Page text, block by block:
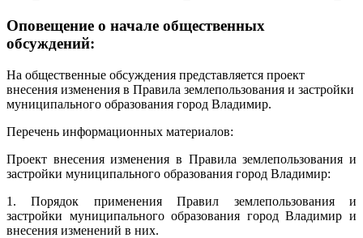
Оповещение о начале общественных
обсуждений:
На общественные обсуждения представляется проект
внесения изменения в Правила землепользования и застройки
муниципального образования город Владимир.
Перечень информационных материалов:
Проект внесения изменения в Правила землепользования и
застройки муниципального образования город Владимир:
1. Порядок применения Правил землепользования и
застройки муниципального образования город Владимир и
внесения изменений в них.